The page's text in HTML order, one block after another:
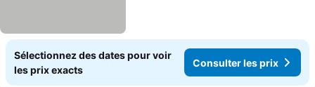
Sélectionnez des dates pour voir
les prix exacts
Consulter les prix